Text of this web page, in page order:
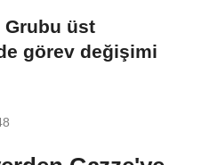
Grubu üst
görev değişimi